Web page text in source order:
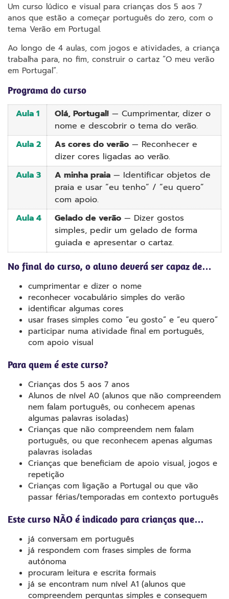
Um curso lúdico e visual para crianças dos 5 aos 7
anos que estão a começar português do zero, com o
tema Verão em Portugal.
Ao longo de 4 aulas, com jogos e atividades, a criança
trabalha para, no fim, construir o cartaz “O meu verão
em Portugal”.
Programa do curso
Aula 1
Olá, Portugal! — Cumprimentar, dizer o
nome e descobrir o tema do verão.
Aula 2
As cores do verão — Reconhecer e
dizer cores ligadas ao verão.
Aula 3
A minha praia — Identificar objetos de
praia e usar “eu tenho” / “eu quero”
com apoio.
Aula 4
Gelado de verão — Dizer gostos
simples, pedir um gelado de forma
guiada e apresentar o cartaz.
No final do curso, o aluno deverá ser capaz de…
cumprimentar e dizer o nome
reconhecer vocabulário simples do verão
identificar algumas cores
usar frases simples como “eu gosto” e “eu quero”
participar numa atividade final em português,
com apoio visual
Para quem é este curso?
Crianças dos 5 aos 7 anos
Alunos de nível A0 (alunos que não compreendem
nem falam português, ou conhecem apenas
algumas palavras isoladas)
Crianças que não compreendem nem falam
português, ou que reconhecem apenas algumas
palavras isoladas
Crianças que beneficiam de apoio visual, jogos e
repetição
Crianças com ligação a Portugal ou que vão
passar férias/temporadas em contexto português
Este curso NÃO é indicado para crianças que…
já conversam em português
já respondem com frases simples de forma
autónoma
procuram leitura e escrita formais
já se encontram num nível A1 (alunos que
compreendem perguntas simples e conseguem